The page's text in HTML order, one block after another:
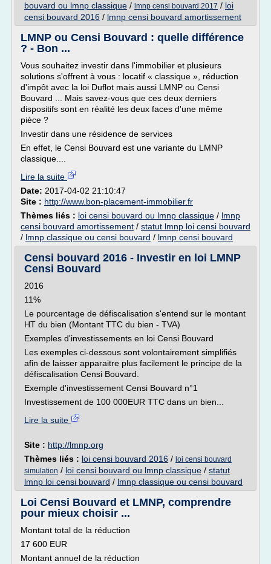
bouvard ou lmnp classique / lmnp censi bouvard 2017 / loi
censi bouvard 2016 / lmnp censi bouvard amortissement
LMNP ou Censi Bouvard : quelle différence
? - Bon ...
Vous souhaitez investir dans l'immobilier et plusieurs
solutions s'offrent à vous : locatif « classique », réduction
d'impôt avec la loi Duflot mais aussi LMNP ou Censi
Bouvard ... Mais savez-vous que ces deux derniers
dispositifs sont en réalité les deux faces d'une même
pièce ?
Investir dans une résidence de services
En effet, le Censi Bouvard est une variante du LMNP
classique....
Lire la suite
Date: 2017-04-02 21:10:47
Site : http://www.bon-placement-immobilier.fr
Thèmes liés : loi censi bouvard ou lmnp classique / lmnp
censi bouvard amortissement / statut lmnp loi censi bouvard
/ lmnp classique ou censi bouvard / lmnp censi bouvard
Censi bouvard 2016 - Investir en loi LMNP
Censi Bouvard
2016
11%
Le pourcentage de défiscalisation s'entend sur le montant
HT du bien (Montant TTC du bien - TVA)
Exemples d'investissements en loi Censi Bouvard
Les exemples ci-dessous sont volontairement simplifiés
afin de laisser apparaitre plus facilement le principe de la
défiscalisation Censi Bouvard.
Exemple d'investissement Censi Bouvard n°1
Investissement de 100 000EUR TTC dans un bien...
Lire la suite
Site : http://lmnp.org
Thèmes liés : loi censi bouvard 2016 / loi censi bouvard
simulation / loi censi bouvard ou lmnp classique / statut
lmnp loi censi bouvard / lmnp classique ou censi bouvard
Loi Censi Bouvard et LMNP, comprendre
pour mieux choisir ...
Montant total de la réduction
17 600 EUR
Montant annuel de la réduction